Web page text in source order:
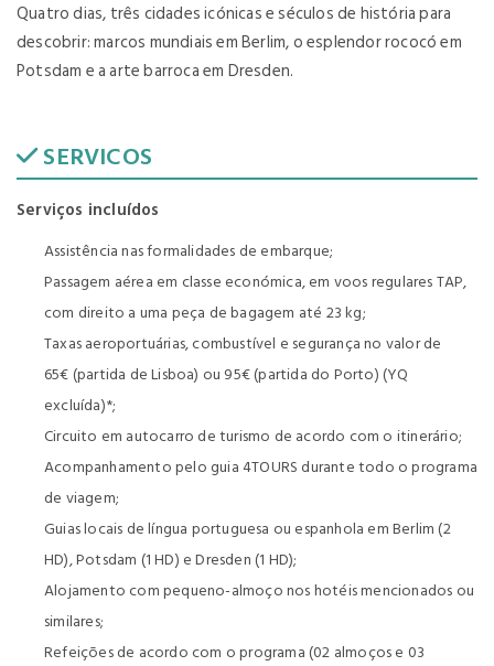
Quatro dias, três cidades icónicas e séculos de história para
descobrir: marcos mundiais em Berlim, o esplendor rococó em
Potsdam e a arte barroca em Dresden.
SERVICOS
Serviços incluídos
Assistência nas formalidades de embarque;
Passagem aérea em classe económica, em voos regulares TAP,
com direito a uma peça de bagagem até 23 kg;
Taxas aeroportuárias, combustível e segurança no valor de
65€ (partida de Lisboa) ou 95€ (partida do Porto) (YQ
excluída)*;
Circuito em autocarro de turismo de acordo com o itinerário;
Acompanhamento pelo guia 4TOURS durante todo o programa
de viagem;
Guias locais de língua portuguesa ou espanhola em Berlim (2
HD), Potsdam (1 HD) e Dresden (1 HD);
Alojamento com pequeno-almoço nos hotéis mencionados ou
similares;
Refeições de acordo com o programa (02 almoços e 03